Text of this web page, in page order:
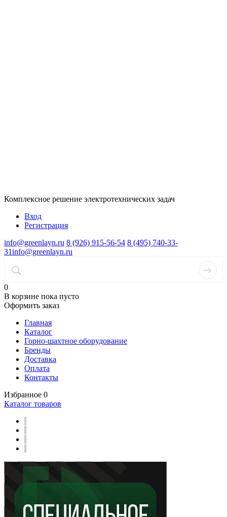
Комплексное решение электротехнических задач
Вход
Регистрация
info@greenlayn.ru 8 (926) 915-56-54 8 (495) 740-33-
31info@greenlayn.ru
0
В корзине пока пусто
Оформить заказ
Главная
Каталог
Горно-шахтное оборудование
Бренды
Доставка
Оплата
Контакты
Избранное 0
Каталог товаров